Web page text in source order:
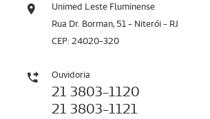
Unimed Leste Fluminense
Rua Dr. Borman, 51 - Niterói - RJ
CEP: 24020-320
Ouvidoria
21 3803-1120
21 3803-1121